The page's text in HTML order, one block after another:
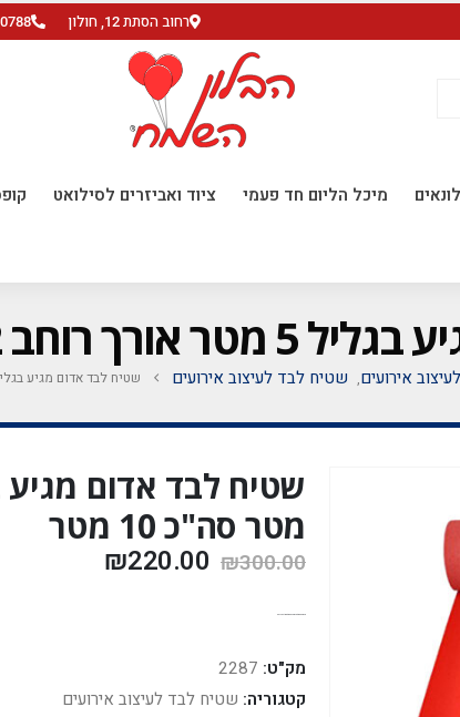
רחוב הסתת 12, חולון
מיכל הליום חד פעמי ציוד ואביזרים לסילואט
2 מטר סה"כ 10 מטר
אירועים, שטיח לבד לעיצוב אירועים שטיח לבד אדום מגיע בגליל 5 מטר אורך רוחב 2 מטר סה"כ
מטר סה"כ 10 מטר
₪300.00
₪220.00
מק"ט: 2287
קטגוריה: שטיח לבד לעיצוב אירועים